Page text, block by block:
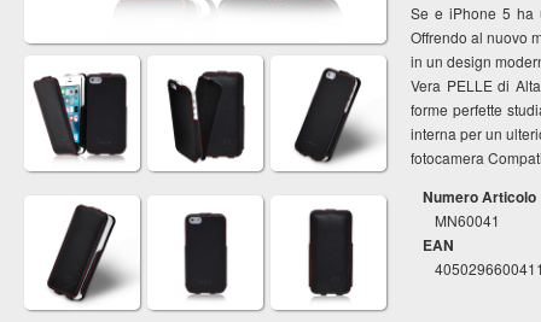
Se e iPhone 5 ha
Offrendo al nuovo
in un design
Vera PELLE di
forme perfette
interna per un
fotocamera
Numero Articolo
MN60041
EAN